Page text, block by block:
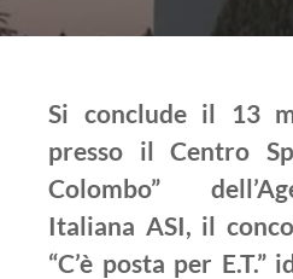
Si conclude il 13
presso il Centro
Colombo”
Italiana ASI, il
“C’è posta per